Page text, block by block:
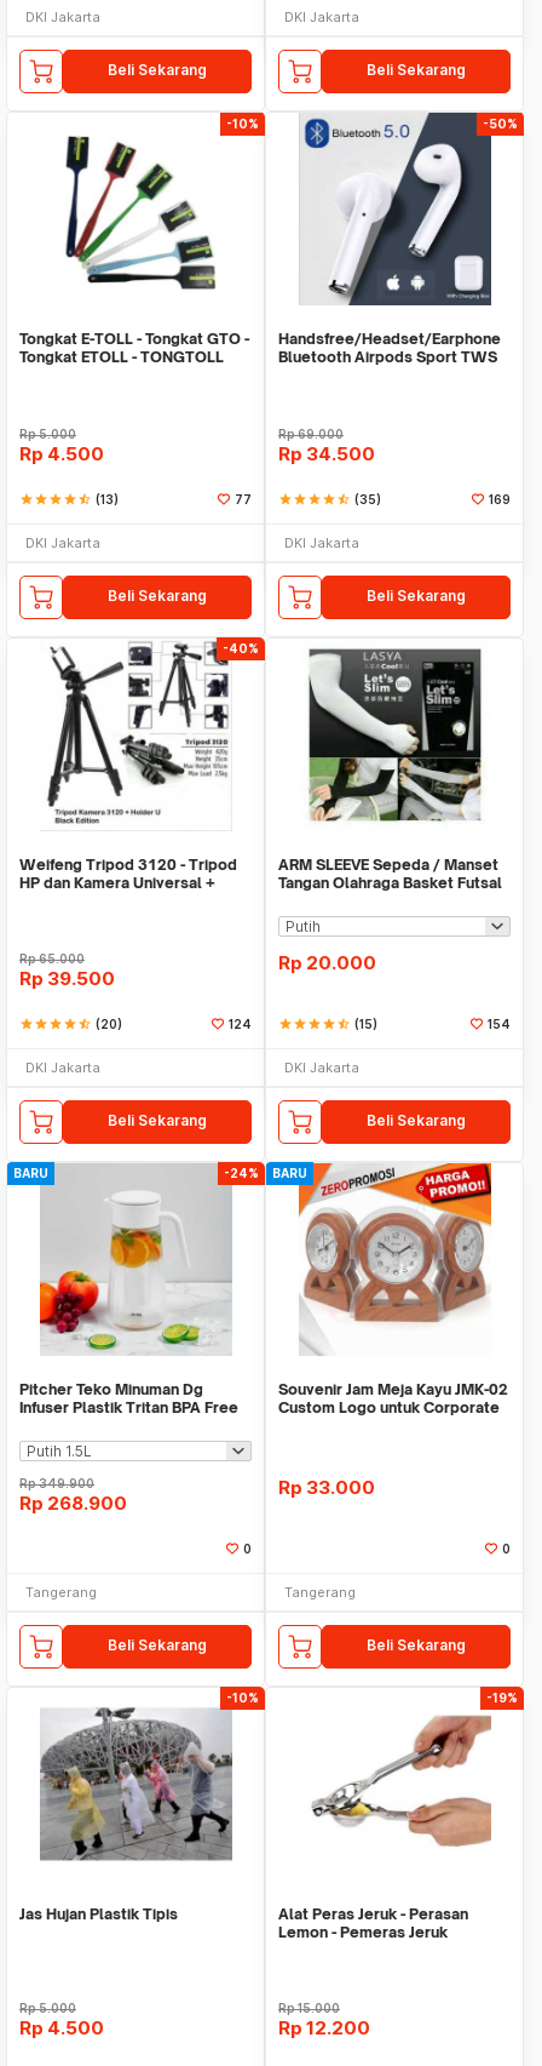
DKI Jakarta
Beli Sekarang
DKI Jakarta
Beli Sekarang
-10%
Tongkat E-TOLL - Tongkat GTO -
Tongkat ETOLL - TONGTOLL
Rp5.000
Rp 4.500
starstarstarstarstar_half (13) 77
DKI Jakarta
Beli Sekarang
-50%
Handsfree/Headset/Earphone
Bluetooth Airpods Sport TWS
Rp69.000
Rp 34.500
starstarstarstarstar_half (35) 169
DKI Jakarta
Beli Sekarang
-40%
Weifeng Tripod 3120 - Tripod
HP dan Kamera Universal +
Rp65.000
Rp 39.500
starstarstarstarstar_half (20) 124
DKI Jakarta
Beli Sekarang
ARM SLEEVE Sepeda / Manset
Tangan Olahraga Basket Futsal
Rp 20.000
starstarstarstarstar_half (15) 154
DKI Jakarta
Beli Sekarang
BARU -24%
Pitcher Teko Minuman Dg
Infuser Plastik Tritan BPA Free
Rp349.900
Rp 268.900
0
Tangerang
Beli Sekarang
BARU
Souvenir Jam Meja Kayu JMK-02
Custom Logo untuk Corporate
Rp 33.000
0
Tangerang
Beli Sekarang
-10%
Jas Hujan Plastik Tipis
Rp5.000
Rp 4.500
-19%
Alat Peras Jeruk - Perasan
Lemon - Pemeras Jeruk
Rp15.000
Rp 12.200